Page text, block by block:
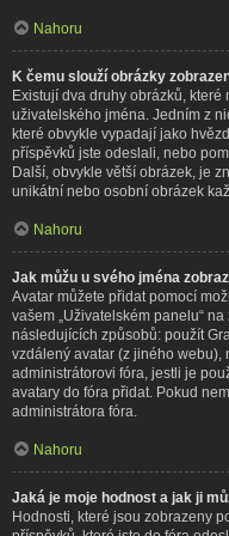
Nahoru
K čemu slouží obrázky
Existují dva druhy obrázků,
uživatelského jména. Jedním z
které obvykle vypadají jako
příspěvků jste odeslali, nebo
Další, obvykle větší obrázek, je
unikátní nebo osobní obrázek
Nahoru
Jak můžu u svého jména
Avatar můžete přidat pomocí
vašem „Uživatelském panelu“
následujících způsobů: použít
vzdálený avatar (z jiného webu),
administrátorovi fóra, jestli je
avatary do fóra přidat. Pokud
administrátora fóra.
Nahoru
Jaká je moje hodnost a jak ji
Hodnosti, které jsou zobrazeny